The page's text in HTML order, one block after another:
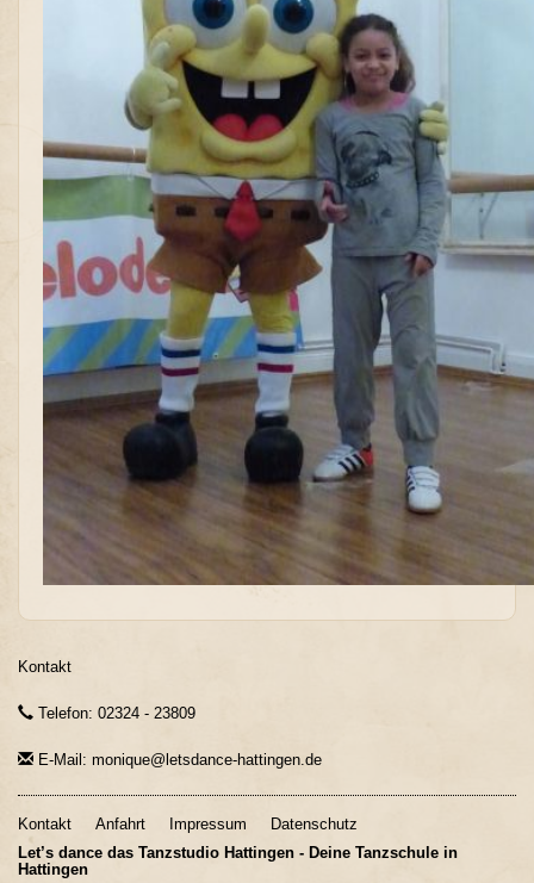
Kontakt
Telefon: 02324 - 23809
E-Mail: monique@letsdance-hattingen.de
Kontakt Anfahrt Impressum
Datenschutz
Let’s dance das Tanzstudio Hattingen - Deine Tanzschule in
Hattingen